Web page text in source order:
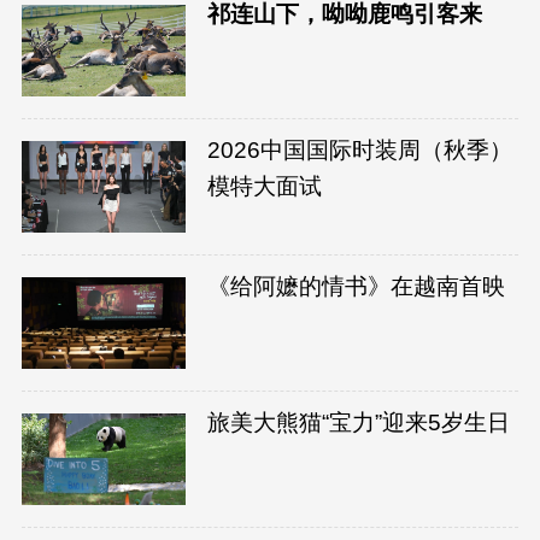
祁连山下，呦呦鹿鸣引客来
2026中国国际时装周（秋季）
模特大面试
《给阿嬷的情书》在越南首映
旅美大熊猫“宝力”迎来5岁生日